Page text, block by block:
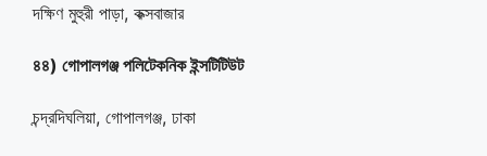
দক্ষিণ মুহুরী পাড়া, কক্সবাজার
৪৪) গোপালগঞ্জ পলিটেকনিক ইন্সটিটিউট
চন্দ্রদিঘলিয়া, গোপালগঞ্জ, ঢাকা